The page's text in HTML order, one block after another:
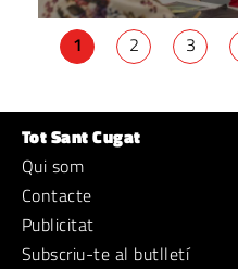
1 2 3
Tot Sant Cugat
Qui som
Contacte
Publicitat
Subscriu-te al butlletí